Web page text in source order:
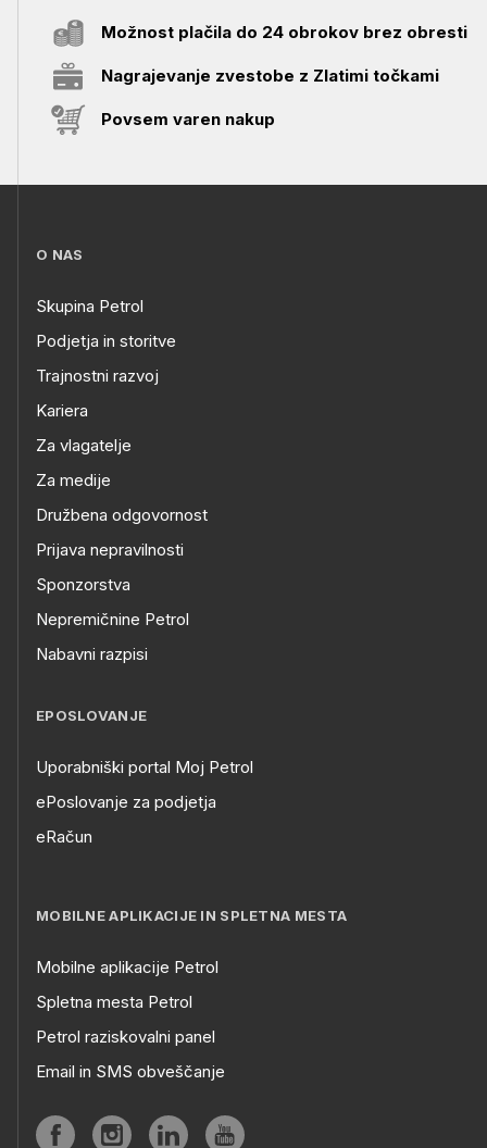
Možnost plačila do 24 obrokov brez obresti
Nagrajevanje zvestobe z Zlatimi točkami
Povsem varen nakup
O NAS
Skupina Petrol
Podjetja in storitve
Trajnostni razvoj
Kariera
Za vlagatelje
Za medije
Družbena odgovornost
Prijava nepravilnosti
Sponzorstva
Nepremičnine Petrol
Nabavni razpisi
EPOSLOVANJE
Uporabniški portal Moj Petrol
ePoslovanje za podjetja
eRačun
MOBILNE APLIKACIJE IN SPLETNA MESTA
Mobilne aplikacije Petrol
Spletna mesta Petrol
Petrol raziskovalni panel
Email in SMS obveščanje